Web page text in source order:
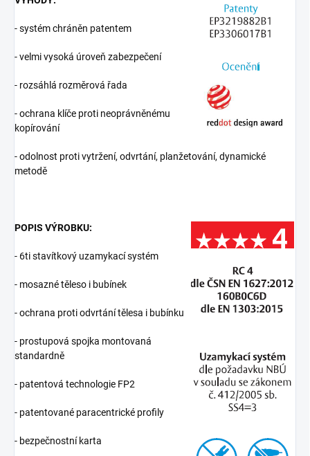
- systém chráněn patentem
- velmi vysoká úroveň zabezpečení
- rozsáhlá rozměrová řada
- ochrana klíče proti neoprávněnému
kopírování
- odolnost proti vytržení, odvrtání, planžetování, dynamické
metodě
POPIS VÝROBKU:
- 6ti stavítkový uzamykací systém
- mosazné těleso i bubínek
- ochrana proti odvrtání tělesa i bubínku
- prostupová spojka montovaná
standardně
- patentová technologie FP2
- patentované paracentrické profily
- bezpečnostní karta